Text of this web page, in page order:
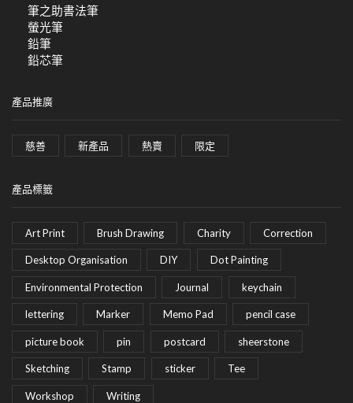
筆之助書法筆
螢光筆
鉛筆
鉛芯筆
產品推廣
慈善 新產品 熱賣 限定
產品標籤
Art Print Brush Drawing Charity Correction
Desktop Organisation DIY Dot Painting
Environmental Protection Journal keychain
lettering Marker Memo Pad pencil case
picture book pin postcard sheerstone
Sketching Stamp sticker Tee
Workshop Writing